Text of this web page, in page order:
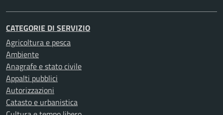
CATEGORIE DI SERVIZIO
Agricoltura e pesca
Ambiente
Anagrafe e stato civile
Appalti pubblici
Autorizzazioni
Catasto e urbanistica